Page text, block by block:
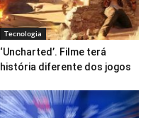
Tecnologia
‘Uncharted’. Filme terá
história diferente dos jogos